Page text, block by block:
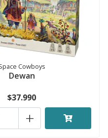
Cowboys
Dewan
$37.990
+